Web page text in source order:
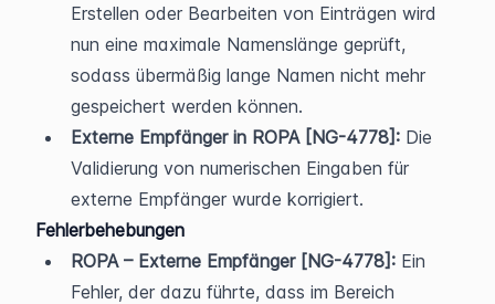
Erstellen oder Bearbeiten von Einträgen wird
nun eine maximale Namenslänge geprüft,
sodass übermäßig lange Namen nicht mehr
gespeichert werden können.
Externe Empfänger in ROPA [NG-4778]: Die
Validierung von numerischen Eingaben für
externe Empfänger wurde korrigiert.
Fehlerbehebungen
ROPA – Externe Empfänger [NG-4778]: Ein
Fehler, der dazu führte, dass im Bereich